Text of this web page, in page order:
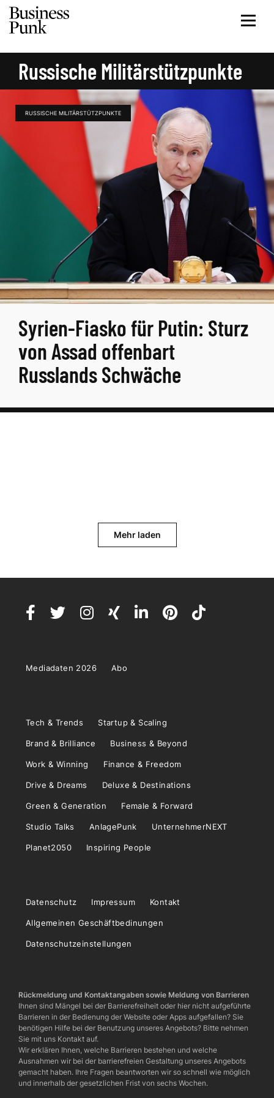
Russische Militärstützpunkte
RUSSISCHE MILITÄRSTÜTZPUNKTE
Syrien-Fiasko für Putin: Sturz
von Assad offenbart
Russlands Schwäche
Mehr laden
Mediadaten 2026 Abo
Tech & Trends Startup & Scaling
Brand & Brilliance Business & Beyond
Work & Winning Finance & Freedom
Drive & Dreams Deluxe & Destinations
Green & Generation Female & Forward
Studio Talks AnlagePunk UnternehmerNEXT
Planet2050 Inspiring People
Datenschutz Impressum Kontakt
Allgemeinen Geschäftbedinungen
Datenschutzeinstellungen
Rückmeldung und Kontaktangaben sowie Meldung von Barrieren
Ihnen sind Mängel bei der Barrierefreiheit oder hier nicht aufgeführte
Barrieren in der Bedienung der Website oder Apps aufgefallen? Sie
benötigen Hilfe bei der Benutzung unseres Angebots? Bitte nehmen
Sie mit uns Kontakt auf.
Wir erklären Ihnen, welche Barrieren bestehen und welche
Ausnahmen wir bei der barrierefreien Gestaltung unseres Angebots
gemacht haben. Ihre Fragen beantworten wir so schnell wie möglich
und innerhalb der gesetzlichen Frist von sechs Wochen.